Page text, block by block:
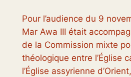
Pour l’audience du 9
Mar Awa III était
de la Commission mixte
théologique entre l’Église
l’Église assyrienne